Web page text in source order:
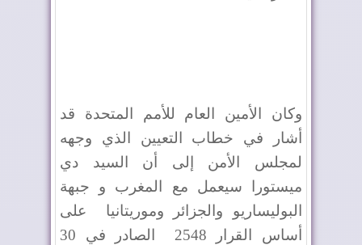
وكان الأمين العام للأمم المتحدة قد
أشار في خطاب التعيين الذي وجهه
لمجلس الأمن إلى أن السيد دي
ميستورا سيعمل مع المغرب و جبهة
البوليساريو والجزائر وموريتانيا
على
أساس القرار 2548
الصادر في 30